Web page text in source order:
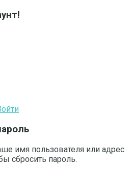
имя пользователя или адрес
сбросить пароль.